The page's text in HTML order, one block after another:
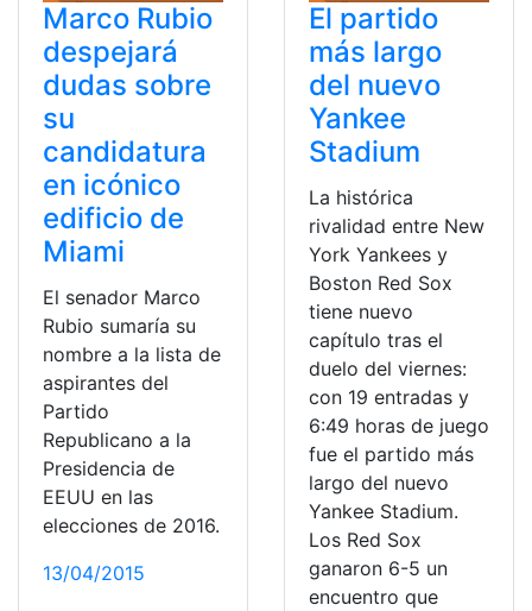
Marco Rubio
despejará
dudas sobre
su
candidatura
en icónico
edificio de
Miami
El senador Marco
Rubio sumaría su
nombre a la lista de
aspirantes del
Partido
Republicano a la
Presidencia de
EEUU en las
elecciones de 2016.
13/04/2015
El partido
más largo
del nuevo
Yankee
Stadium
La histórica
rivalidad entre New
York Yankees y
Boston Red Sox
tiene nuevo
capítulo tras el
duelo del viernes:
con 19 entradas y
6:49 horas de juego
fue el partido más
largo del nuevo
Yankee Stadium.
Los Red Sox
ganaron 6-5 un
encuentro que